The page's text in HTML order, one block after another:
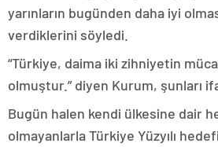
yarınların bugünden daha iyi
verdiklerini söyledi.
“Türkiye, daima iki zihniyetin
olmuştur.” diyen Kurum, şunları
Bugün halen kendi ülkesine dair
olmayanlarla Türkiye Yüzyılı